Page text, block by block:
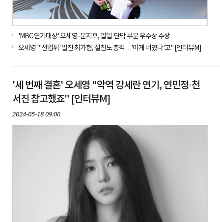
'MBC 연기대상' 오세영-문지후, 일일·단막 부문 우수상 수상
오세영 "'선업튀' 일진 최가현, 절친도 충격…'이게 너였냐'고" [인터뷰M]
'세 번째 결혼' 오세영 "악역 강세란 연기, 연민정·천
서진 참고했죠" [인터뷰M]
2024-05-18 09:00